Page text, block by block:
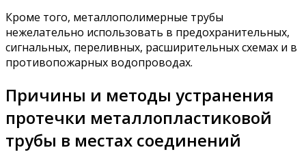
Кроме того, металлополимерные трубы
нежелательно использовать в предохранительных,
сигнальных, переливных, расширительных схемах и в
противопожарных водопроводах.
Причины и методы устранения
протечки металлопластиковой
трубы в местах соединений